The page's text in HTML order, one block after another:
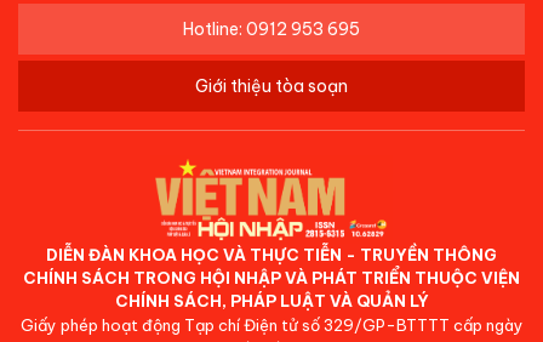
Hotline: 0912 953 695
Giới thiệu tòa soạn
DIỄN ĐÀN KHOA HỌC VÀ THỰC TIỄN - TRUYỀN THÔNG
CHÍNH SÁCH TRONG HỘI NHẬP VÀ PHÁT TRIỂN THUỘC VIỆN
CHÍNH SÁCH, PHÁP LUẬT VÀ QUẢN LÝ
Giấy phép hoạt động Tạp chí Điện tử số 329/GP-BTTTT cấp ngày